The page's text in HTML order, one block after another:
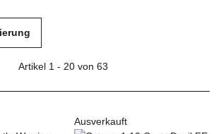
Artikel 1 - 20 von 63
Ausverkauft